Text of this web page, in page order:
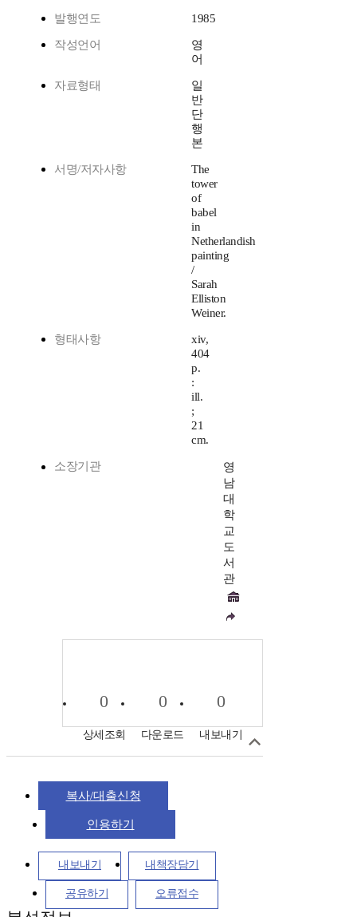
발행연도 1985
작성언어
영
어
자료형태
일
반
단
행
본
서명/저자사항
The
tower
of
babel
in
Netherlandish
painting
/
Sarah
Elliston
Weiner.
형태사항
xiv,
404
p.
:
ill.
;
21
cm.
소장기관
영
남
대
학
교
도
서
관
0
상세조회
0
다운로드
0
내보내기
복사/대출신청
인용하기
내보내기 내책장담기
공유하기 오류접수